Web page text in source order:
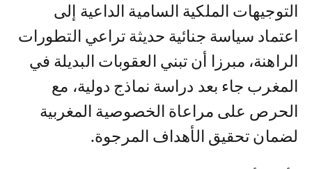
التوجيهات الملكية السامية الداعية إلى
اعتماد سياسة جنائية حديثة تراعي التطورات
الراهنة، مبرزا أن تبني العقوبات البديلة في
المغرب جاء بعد دراسة نماذج دولية، مع
الحرص على مراعاة الخصوصية المغربية
لضمان تحقيق الأهداف المرجوة.